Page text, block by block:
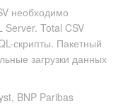
необходимо
Server. Total CSV
скрипты. Пакетный
загрузки данных
BNP Paribas